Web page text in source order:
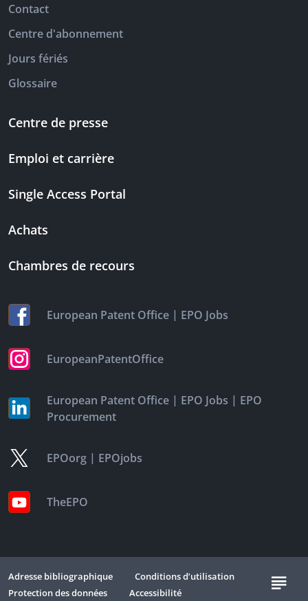
Contact
Centre d'abonnement
Jours fériés
Glossaire
Centre de presse
Emploi et carrière
Single Access Portal
Achats
Chambres de recours
European Patent Office | EPO Jobs
EuropeanPatentOffice
European Patent Office | EPO Jobs | EPO
Procurement
EPOorg | EPOjobs
TheEPO
Adresse bibliographique
Conditions d’utilisation
Protection des données
Accessibilité